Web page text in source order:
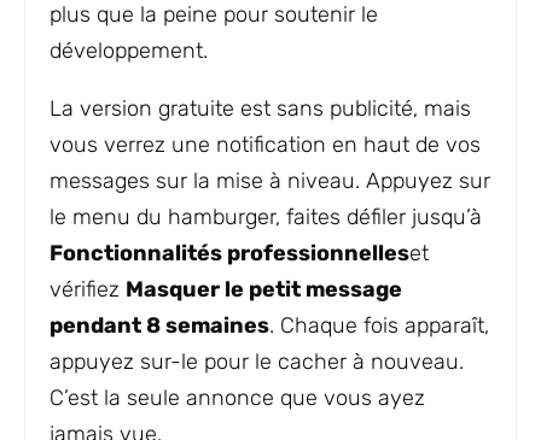
plus que la peine pour soutenir le
développement.
La version gratuite est sans publicité, mais
vous verrez une notification en haut de vos
messages sur la mise à niveau. Appuyez sur
le menu du hamburger, faites défiler jusqu’à
Fonctionnalités professionnelleset
vérifiez Masquer le petit message
pendant 8 semaines. Chaque fois apparaît,
appuyez sur-le pour le cacher à nouveau.
C’est la seule annonce que vous ayez
jamais vue.